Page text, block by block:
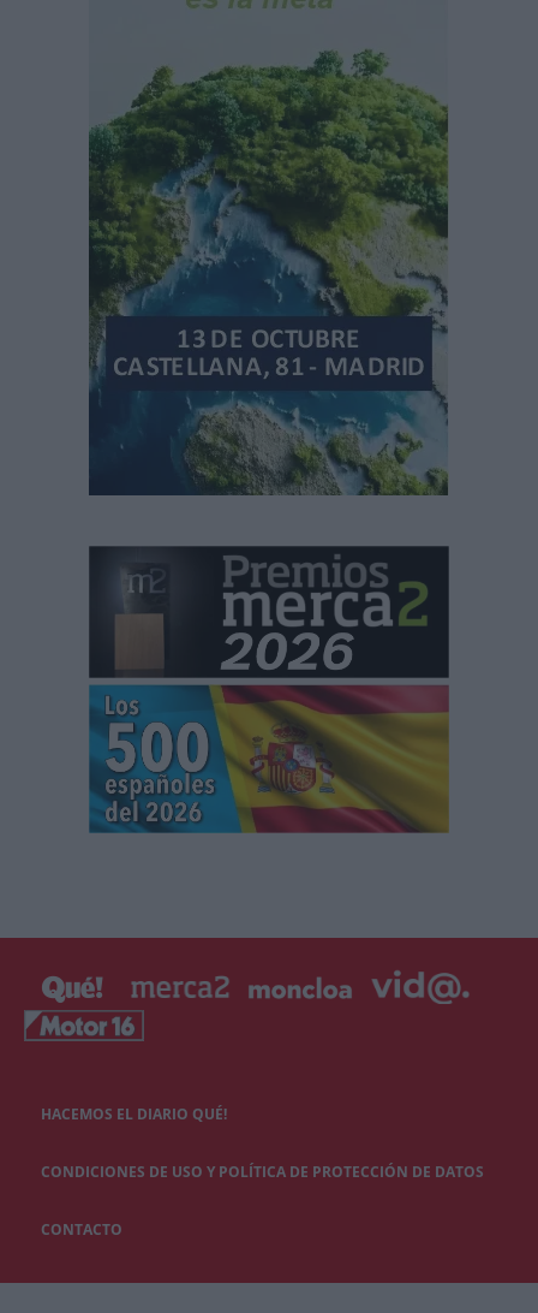
HACEMOS EL DIARIO QUÉ!
CONDICIONES DE USO Y POLÍTICA DE PROTECCIÓN DE DATOS
CONTACTO